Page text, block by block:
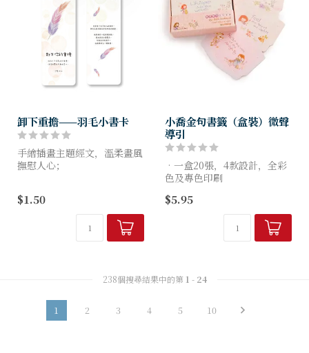
卸下重擔——羽毛小書卡
手繪插畫主題經文，溫柔畫風
撫慰人心；
尺寸：15X5cm
$1.50
小喬金句書籤（盒裝）微聲
導引
•一盒20張，4款設計，全彩
色及專色印刷
•採用和合本修訂版聖經
$5.95
238個搜尋結果中的第 1 - 24
1 2 3 4 5 10